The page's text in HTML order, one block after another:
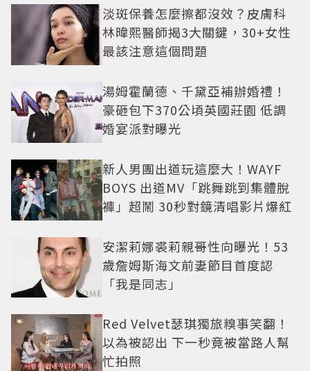
淡斑保養怎麼擦都沒效？皮膚科
林暐熙醫師揭3大關鍵，30+女性
最該注意這個問題
湯姆霍蘭德、千黛亞補辦婚禮！
豪砸包下370公頃英國莊園 低調
婚宴派對曝光
新人男團出道玩這麼大！WAYF
BOYS 出道MV「跳舞跳到集體脫
褲」超鬧 30秒對鏡清唱影片爆紅
安潔莉娜裘莉親哥性向曝光！53
歲詹姆斯海文前妻節目首度認
「我是同志」
Red Velvet瑟琪獨旅糗事笑翻！
以為被認出 下一秒竟被當路人幫
忙拍照